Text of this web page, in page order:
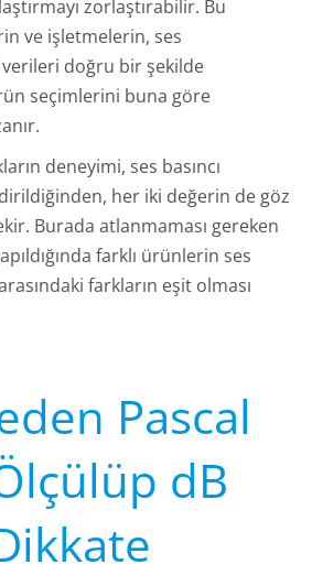
zorlaştırabilir. Bu
ve işletmelerin, ses
doğru bir şekilde
seçimlerini buna göre
deneyimi, ses basıncı
her iki değerin de göz
Burada atlanmaması gereken
farklı ürünlerin ses
farkların eşit olması
Pascal
dB